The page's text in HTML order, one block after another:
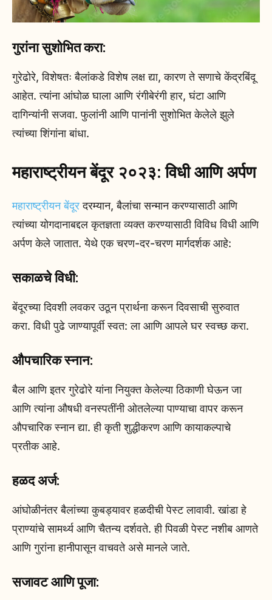
गुरांना सुशोभित करा:
गुरेढोरे, विशेषतः बैलांकडे विशेष लक्ष द्या, कारण ते सणाचे केंद्रबिंदू
आहेत. त्यांना आंघोळ घाला आणि रंगीबेरंगी हार, घंटा आणि
दागिन्यांनी सजवा. फुलांनी आणि पानांनी सुशोभित केलेले झुले
त्यांच्या शिंगांना बांधा.
महाराष्ट्रीयन बेंदूर २०२३: विधी आणि अर्पण
महाराष्ट्रीयन बेंदूरदरम्यान, बैलांचा सन्मान करण्यासाठी आणि
त्यांच्या योगदानाबद्दल कृतज्ञता व्यक्त करण्यासाठी विविध विधी आणि
अर्पण केले जातात. येथे एक चरण-दर-चरण मार्गदर्शक आहे:
सकाळचे विधी:
बेंदूरच्या दिवशी लवकर उठून प्रार्थना करून दिवसाची सुरुवात
करा. विधी पुढे जाण्यापूर्वी स्वत: ला आणि आपले घर स्वच्छ करा.
औपचारिक स्नान:
बैल आणि इतर गुरेढोरे यांना नियुक्त केलेल्या ठिकाणी घेऊन जा
आणि त्यांना औषधी वनस्पतींनी ओतलेल्या पाण्याचा वापर करून
औपचारिक स्नान द्या. ही कृती शुद्धीकरण आणि कायाकल्पाचे
प्रतीक आहे.
हळद अर्ज:
आंघोळीनंतर बैलांच्या कुबड्यावर हळदीची पेस्ट लावावी. खांडा हे
प्राण्यांचे सामर्थ्य आणि चैतन्य दर्शवते. ही पिवळी पेस्ट नशीब आणते
आणि गुरांना हानीपासून वाचवते असे मानले जाते.
सजावट आणि पूजा: